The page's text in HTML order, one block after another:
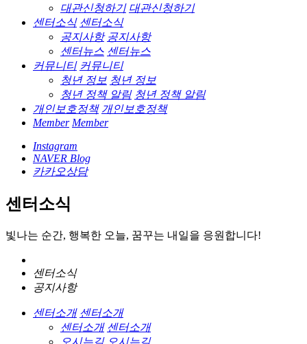
대관신청하기 대관신청하기
센터소식 센터소식
공지사항 공지사항
센터뉴스 센터뉴스
커뮤니티 커뮤니티
청년 정보 청년 정보
청년 정책 알림 청년 정책 알림
개인보호정책 개인보호정책
Member Member
Instagram
NAVER Blog
카카오상담
센터소식
빛나는 순간, 행복한 오늘, 꿈꾸는 내일을 응원합니다!
센터소식
공지사항
센터소개 센터소개
센터소개 센터소개
오시는길 오시는길